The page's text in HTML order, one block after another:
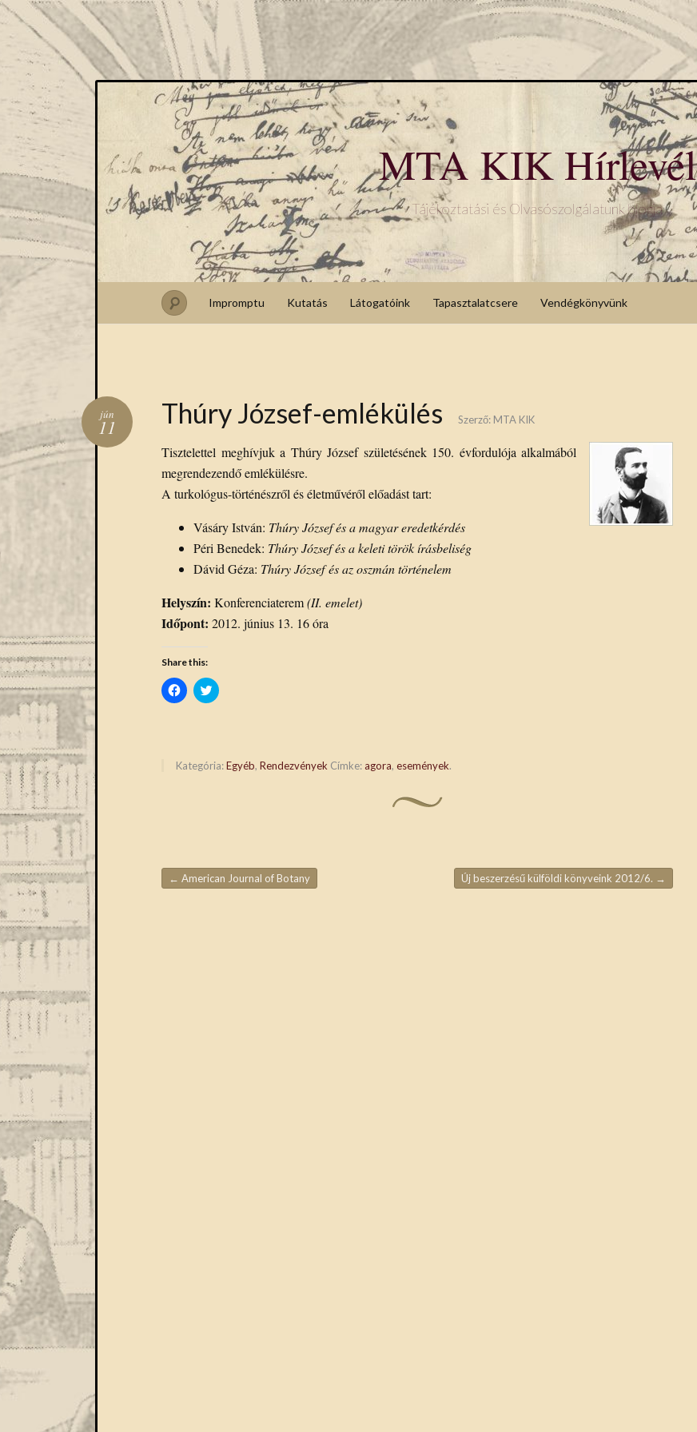
MTA KIK Hírlevél
Tájékoztatási és Olvasószolgálatunk blogja
Impromptu Kutatás Látogatóink Tapasztalatcsere Vendégkönyvünk
Thúry József-emlékülés
jún
11 Szerző: MTA KIK
Tisztelettel meghívjuk a Thúry József születésének 150. évfordulója alkalmából
megrendezendő emlékülésre.
A turkológus-történészről és életművéről előadást tart:
Vásáry István: Thúry József és a magyar eredetkérdés
Péri Benedek: Thúry József és a keleti török írásbeliség
Dávid Géza: Thúry József és az oszmán történelem
Helyszín: Konferenciaterem(II. emelet)
Időpont: 2012. június 13. 16 óra
Share this:
Click
to
new
window)
Click
to
new
window)
Kategória:Egyéb, Rendezvények Címke:agora, események.
Bejegyzések navigációja
← American Journal of Botany Új beszerzésű külföldi könyveink 2012/6. →